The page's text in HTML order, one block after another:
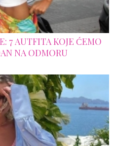
7 AUTFITA KOJE ĆEMO
NA ODMORU